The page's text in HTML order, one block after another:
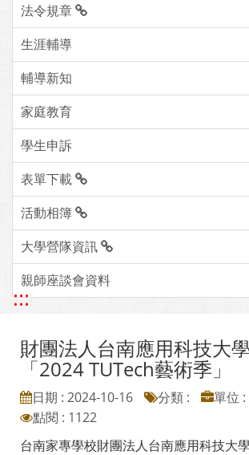
法令規章
生涯輔導
輔導新知
家庭教育
學生申訴
表單下載
活動相簿
大學營隊資訊
親師座談會資料
:::
財團法人台南應用科技大
「2024 TUTech藝術季」
日期 : 2024-10-16 分類 :
單位
點閱 : 1122
台南家專學校財團法人台南應用科技大